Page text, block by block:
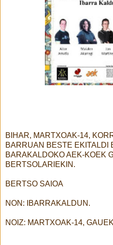
BIHAR, MARTXOAK-14,
BARRUAN BESTE EKITALDI
BARAKALDOKO AEK-KOEK
BERTSOLARIEKIN.
BERTSO SAIOA
NON: IBARRAKALDUN.
NOIZ: MARTXOAK-14,